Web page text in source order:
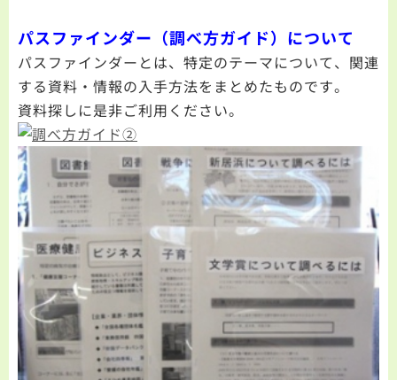
パスファインダー（調べ方ガイド）について
パスファインダーとは、特定のテーマについて、関連
する資料・情報の入手方法をまとめたものです。
資料探しに是非ご利用ください。